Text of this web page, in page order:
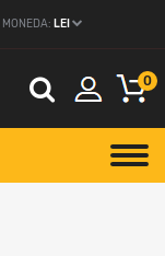
MONEDA: LEI
0